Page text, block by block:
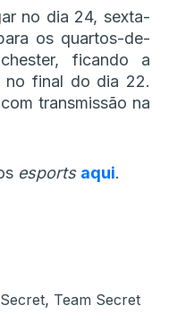
no dia 24, sexta-
os quartos-de-
ficando a
no final do dia 22.
transmissão na
esports aqui.
Secret, Team Secret